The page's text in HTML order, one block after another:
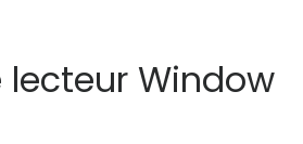
lecteur Window